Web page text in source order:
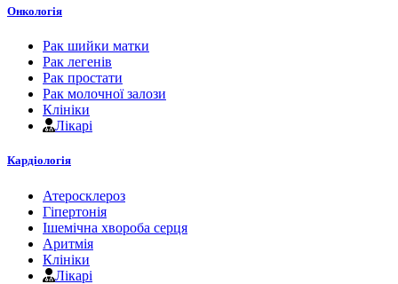
Онкологія
Рак шийки матки
Рак легенів
Рак простати
Рак молочної залози
Клініки
Лікарі
Кардіологія
Атеросклероз
Гіпертонія
Ішемічна хвороба серця
Аритмія
Клініки
Лікарі